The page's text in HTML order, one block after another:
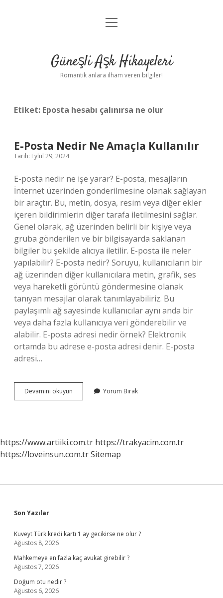
Anasayfa
Yasal Uyarı
menüyü
Güneşli Aşk Hikayeleri
Romantik anlara ilham veren bilgiler!
Etiket: Eposta hesabı çalınırsa ne olur
E-Posta Nedir Ne Amaçla Kullanılır
Tarih: Eylül 29, 2024
E-posta nedir ne işe yarar? E-posta, mesajların
İnternet üzerinden gönderilmesine olanak sağlayan
bir araçtır. Bu, metin, dosya, resim veya diğer ekler
içeren bildirimlerin diğer tarafa iletilmesini sağlar.
Genel olarak, ağ üzerinden belirli bir kişiye veya
gruba gönderilen ve bir bilgisayarda saklanan
bilgiler bu şekilde alıcıya iletilir. E-posta ile neler
yapılabilir? E-posta nedir? Soruyu, kullanıcıların bir
ağ üzerinden diğer kullanıcılara metin, grafik, ses
veya hareketli görüntü göndermesine olanak
tanıyan mesajlar olarak tanımlayabiliriz. Bu
paylaşımlı ağ sayesinde kullanıcılar aynı anda bir
veya daha fazla kullanıcıya veri gönderebilir ve
alabilir. E-posta adresi nedir örnek? Elektronik
ortamda bu adrese e-posta adresi denir. E-posta
adresi…
Devamını okuyun
Posta
Yorum Bırak
https://www.artiiki.com.tr https://trakyacim.com.tr
https://loveinsun.com.trSitemap
Sidebar
Son Yazılar
Kuveyt Türk kredi kartı 1 ay gecikirse ne olur ?
Ağustos 8, 2026
Mahkemeye en fazla kaç avukat girebilir ?
Ağustos 7, 2026
Doğum otu nedir ?
Ağustos 6, 2026